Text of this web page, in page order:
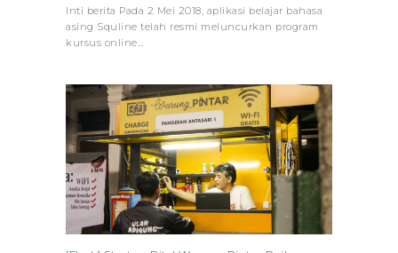
Inti berita Pada 2 Mei 2018, aplikasi belajar bahasa
asing Squline telah resmi meluncurkan program
kursus online…